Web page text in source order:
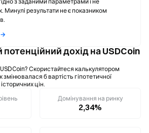
Минулі результати не є показником
→
потенційний дохід на USDCoin
Скористайтеся калькулятором
б вартість гіпотетичної
цін.
Домінування на ринку
2,34%